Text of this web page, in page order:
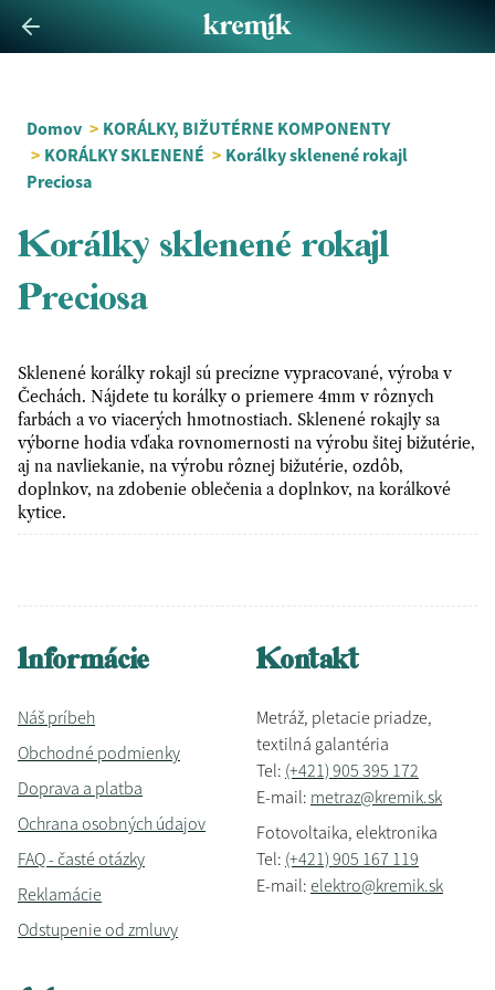
Domov > KORÁLKY, BIŽUTÉRNE KOMPONENTY
> KORÁLKY SKLENENÉ > Korálky sklenené rokajl
Preciosa
Korálky sklenené rokajl
Preciosa
Sklenené korálky rokajl sú precízne vypracované, výroba v
Čechách. Nájdete tu korálky o priemere 4mm v rôznych
farbách a vo viacerých hmotnostiach. Sklenené rokajly sa
výborne hodia vďaka rovnomernosti na výrobu šitej bižutérie,
aj na navliekanie, na výrobu rôznej bižutérie, ozdôb,
doplnkov, na zdobenie oblečenia a doplnkov, na korálkové
kytice.
Informácie
Náš príbeh
Obchodné podmienky
Doprava a platba
Ochrana osobných údajov
FAQ - časté otázky
Reklamácie
Odstupenie od zmluvy
Kontakt
Metráž, pletacie priadze,
textilná galantéria
Tel: (+421) 905 395 172
E-mail: metraz@kremik.sk
Fotovoltaika, elektronika
Tel: (+421) 905 167 119
E-mail: elektro@kremik.sk